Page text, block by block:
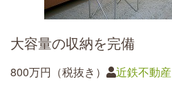
大容量の収納を完備
800万円（税抜き） 近鉄不動産